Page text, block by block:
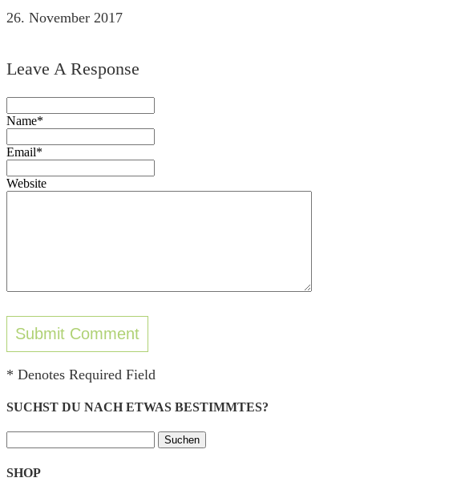
26. November 2017
Leave A Response
Name*
Email*
Website
* Denotes Required Field
SUCHST DU NACH ETWAS BESTIMMTES?
nach:
SHOP